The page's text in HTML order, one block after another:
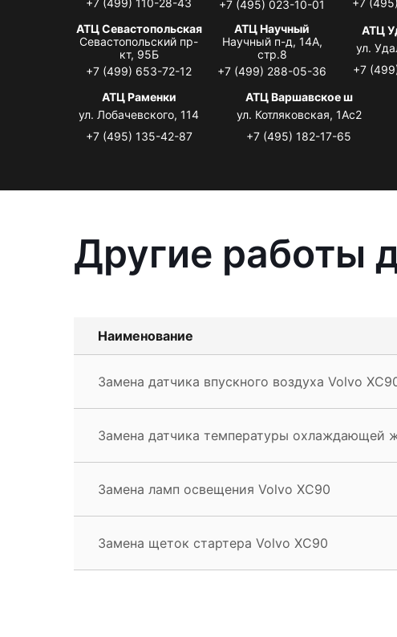
+7 (495) 023-10-01
АТЦ Севастопольская
Севастопольский пр-
кт, 95Б
+7 (499) 653-72-12
АТЦ Научный
Научный п-д, 14А,
стр.8
+7 (499) 288-05-36
АТЦ
ул.
+7
АТЦ Раменки
ул. Лобачевского, 114
+7 (495) 135-42-87
АТЦ Варшавское ш
ул. Котляковская, 1Ас2
+7 (495) 182-17-65
Другие работы
Наименование
Замена датчика впускного воздуха Volvo
Замена датчика температуры охлаждающей
Замена ламп освещения Volvo XC90
Замена щеток стартера Volvo XC90